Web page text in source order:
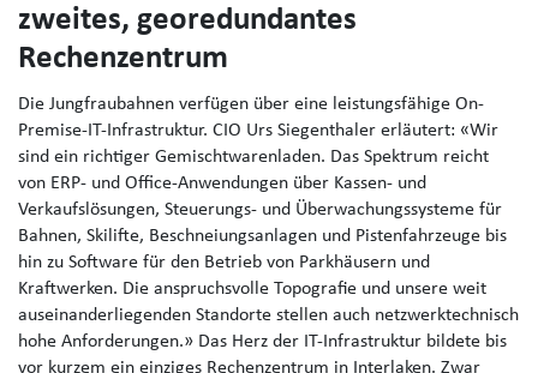
zweites, georedundantes
Rechenzentrum
Die Jungfraubahnen verfügen über eine leistungsfähige On-
Premise-IT-Infrastruktur. CIO Urs Siegenthaler erläutert: «Wir
sind ein richtiger Gemischtwarenladen. Das Spektrum reicht
von ERP- und Office-Anwendungen über Kassen- und
Verkaufslösungen, Steuerungs- und Überwachungssysteme für
Bahnen, Skilifte, Beschneiungsanlagen und Pistenfahrzeuge bis
hin zu Software für den Betrieb von Parkhäusern und
Kraftwerken. Die anspruchsvolle Topografie und unsere weit
auseinanderliegenden Standorte stellen auch netzwerktechnisch
hohe Anforderungen.» Das Herz der IT-Infrastruktur bildete bis
vor kurzem ein einziges Rechenzentrum in Interlaken. Zwar